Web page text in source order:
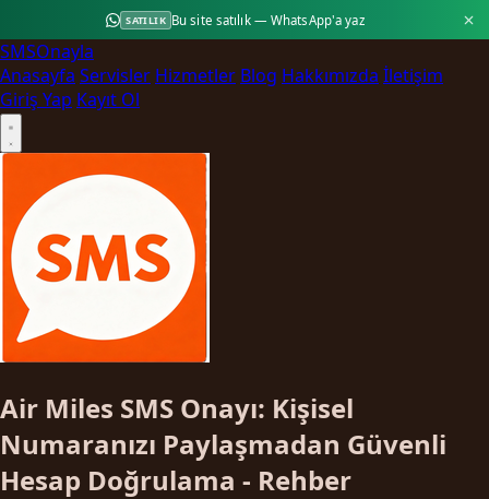
SATILIK Bu site satılık — WhatsApp'a yaz
SMSOnayla
Anasayfa Servisler Hizmetler Blog Hakkımızda İletişim
Giriş Yap Kayıt Ol
Air Miles SMS Onayı: Kişisel
Numaranızı Paylaşmadan Güvenli
Hesap Doğrulama - Rehber